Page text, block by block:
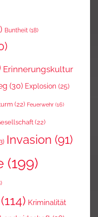
Buntheit (18)
Erinnerungskultur
(30) Explosion (25)
(22) Feuerwehr (16)
(22)
Invasion (91)
(199)
(114) Kriminalität